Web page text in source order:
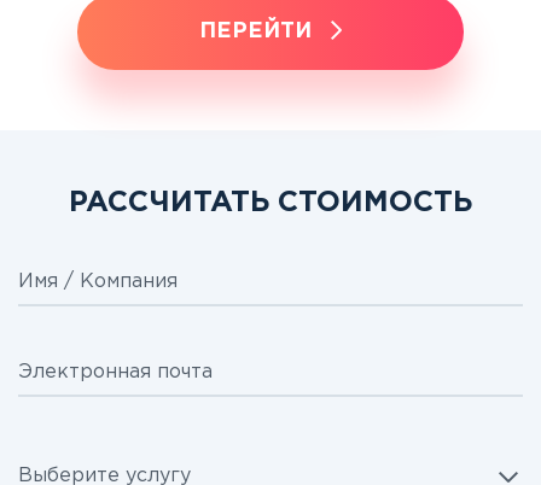
ПЕРЕЙТИ
РАССЧИТАТЬ СТОИМОСТЬ
Имя / Компания
Электронная почта
Выберите услугу